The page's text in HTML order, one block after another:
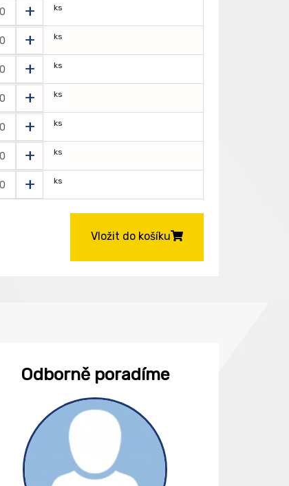
+ ks
+ ks
+ ks
+ ks
+ ks
+ ks
+ ks
Vložit do košíku
Odborně poradíme